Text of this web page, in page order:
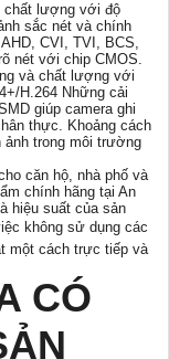
chất lượng với độ
sắc nét và chính
CVI, TVI, BCS,
nét với chip CMOS.
và chất lượng với
H.264 Những cải
giúp camera ghi
thực. Khoảng cách
ảnh trong môi trường
căn hộ, nhà phố và
chính hãng tại An
hiệu suất của sản
không sử dụng các
một cách trực tiếp và
CÓ